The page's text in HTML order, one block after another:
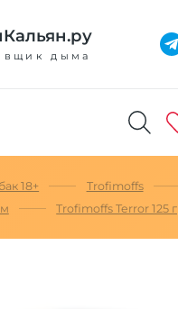
дыма
максимальное кол-во
18+
Trofimoffs
Trofimoffs Terror 125